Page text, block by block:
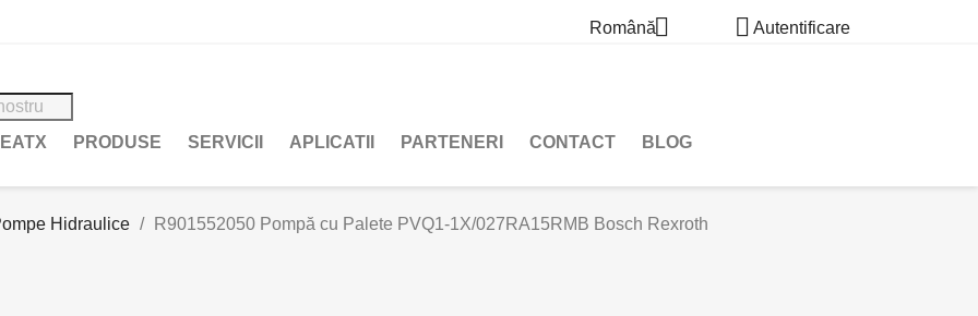
Română  Autentificare
PRODUSE SERVICII APLICATII PARTENERI CONTACT BLOG
Hidraulice R901552050 Pompă cu Palete PVQ1-1X/027RA15RMB Bosch Rexroth